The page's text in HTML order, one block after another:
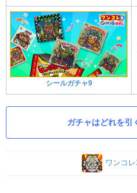
シールガチャ9
ガチャはどれを引
ワンコ